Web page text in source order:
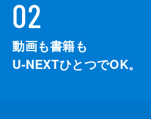
02
動画も書籍も
U-NEXTひとつでOK。